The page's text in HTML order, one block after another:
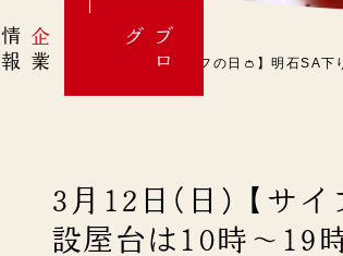
企
業
情
報
ブ
ロ
グ
3月12日(日)【サイフの日👛】明石SA
3月12日(日)【サイ
設屋台は10時～19